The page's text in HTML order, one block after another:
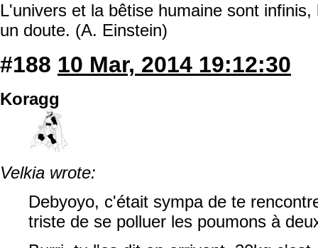
L'univers et la bêtise humaine sont
un doute. (A. Einstein)
#188 10 Mar, 2014 19:12:30
Koragg
Velkia wrote:
Debyoyo, c'était sympa de te
triste de se polluer les poumons à